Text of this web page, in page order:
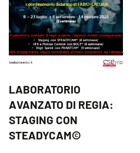
LABORATORIO
AVANZATO DI REGIA:
STAGING CON
STEADYCAM©